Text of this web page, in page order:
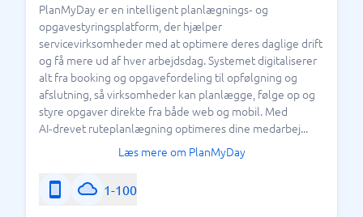
PlanMyDay er en intelligent planlægnings‑ og
opgavestyringsplatform, der hjælper
servicevirksomheder med at optimere deres daglige drift
og få mere ud af hver arbejdsdag. Systemet digitaliserer
alt fra booking og opgavefordeling til opfølgning og
afslutning, så virksomheder kan planlægge, følge op og
styre opgaver direkte fra både web og mobil. Med
AI‑drevet ruteplanlægning optimeres dine medarbej...
Læs mere om PlanMyDay
1-100